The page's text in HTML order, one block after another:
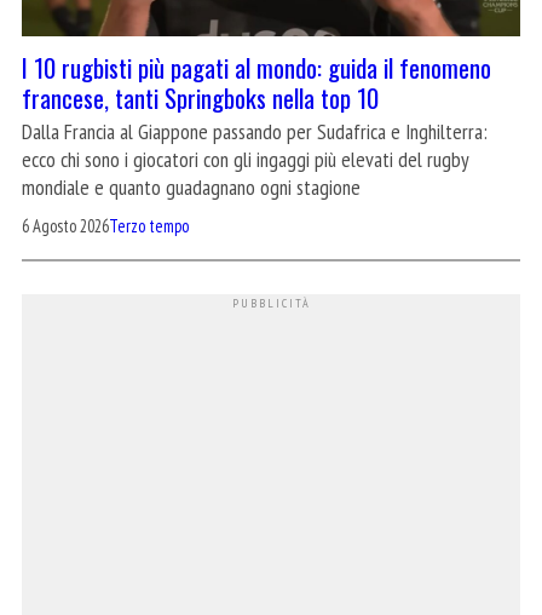
I 10 rugbisti più pagati al mondo: guida il fenomeno
francese, tanti Springboks nella top 10
Dalla Francia al Giappone passando per Sudafrica e Inghilterra:
ecco chi sono i giocatori con gli ingaggi più elevati del rugby
mondiale e quanto guadagnano ogni stagione
6 Agosto 2026Terzo tempo